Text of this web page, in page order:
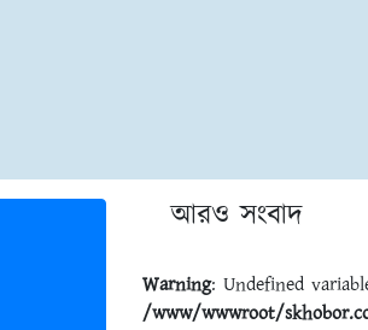
আরও সংবাদ
Warning: Undefined
/www/wwwroot/